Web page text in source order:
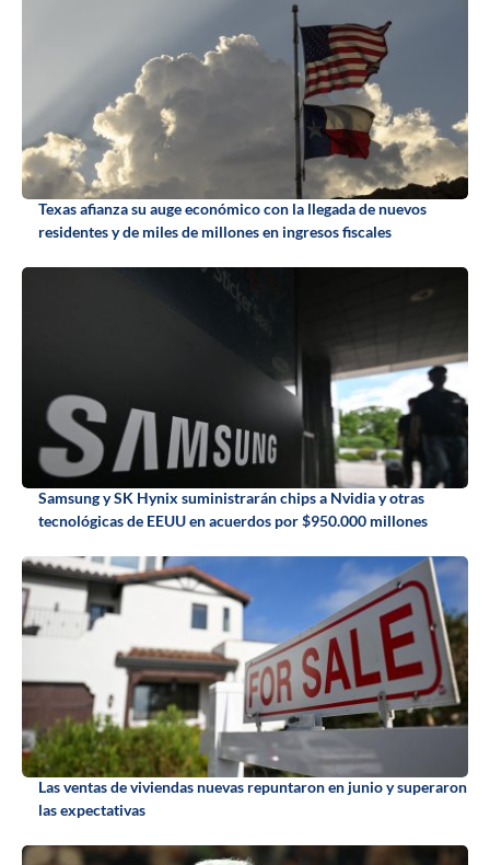
Texas afianza su auge económico con la llegada de nuevos
residentes y de miles de millones en ingresos fiscales
Samsung y SK Hynix suministrarán chips a Nvidia y otras
tecnológicas de EEUU en acuerdos por $950.000 millones
Las ventas de viviendas nuevas repuntaron en junio y superaron
las expectativas